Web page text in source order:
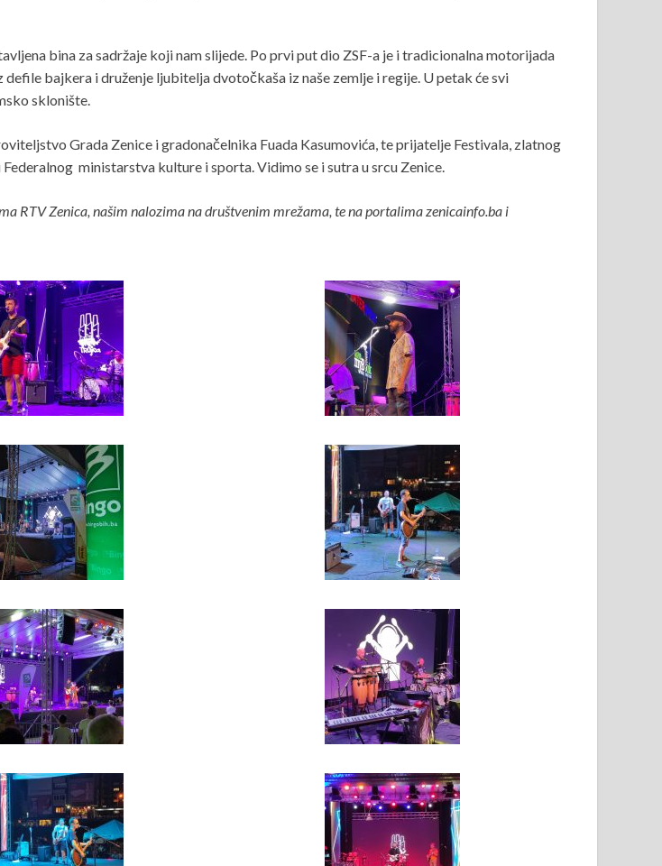
bina za sadržaje koji nam slijede. Po prvi put dio ZSF-a je i tradicionalna motorijada
bajkera i druženje ljubitelja dvotočkaša iz naše zemlje i regije. U petak će svi
sklonište.
Grada Zenice i gradonačelnika Fuada Kasumovića, te prijatelje Festivala, zlatnog
ministarstva kulture i sporta. Vidimo se i sutra u srcu Zenice.
RTV Zenica, našim nalozima na društvenim mrežama, te na portalima zenicainfo.ba i